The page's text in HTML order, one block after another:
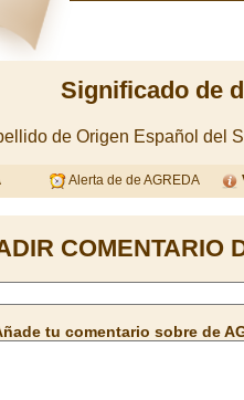
Significado de
de Origen Español del
Alerta de de AGREDA
COMENTARIO
tu comentario sobre de